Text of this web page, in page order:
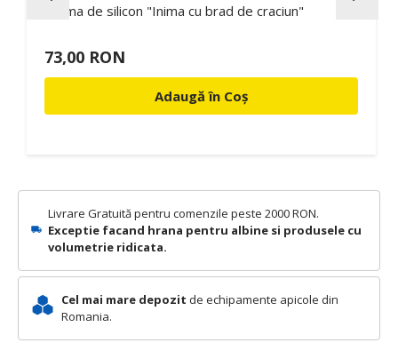
Livrare Gratuită pentru comenzile peste 2000 RON.
Exceptie facand hrana pentru albine si produsele cu
volumetrie ridicata.
Cel mai mare depozit de echipamente apicole din
Romania.
Forma de silicon "Inima cu brad de craciun"
73,00 RON
Adaugă în Coș